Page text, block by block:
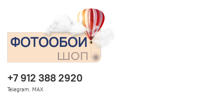
+7 912 388 2920
Telegram. MAX